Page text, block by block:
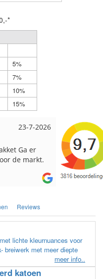
*
5%
7%
10%
15%
17-7-2026
en
over
Loes uit
Snelle
Reviews
lichte kleurnuances voor
breiwerk met meer diepte
meer info..
katoen